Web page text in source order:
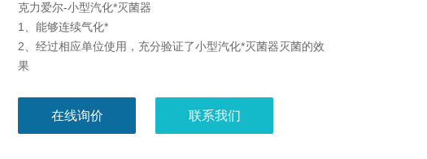
克力爱尔-小型汽化*灭菌器
1、能够连续气化*
2、经过相应单位使用，充分验证了小型汽化*灭菌器灭菌的效
果
在线询价 联系我们